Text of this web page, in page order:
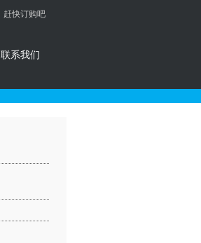
赶快订购吧
联系我们